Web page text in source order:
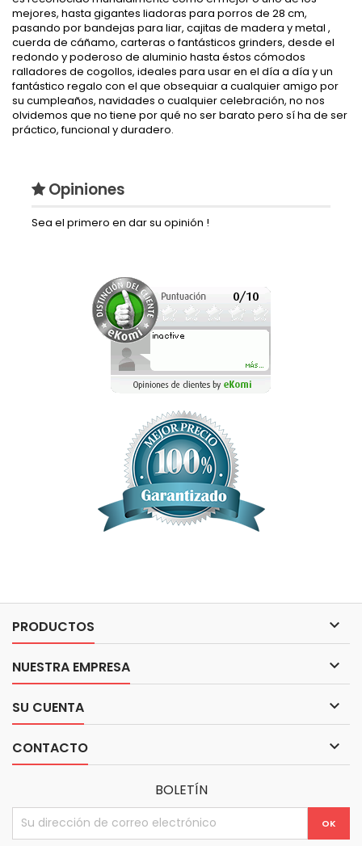
mejores, hasta gigantes liadoras para porros de 28 cm,
pasando por bandejas para liar, cajitas de madera y metal ,
cuerda de cáñamo, carteras o fantásticos grinders, desde el
redondo y poderoso de aluminio hasta éstos cómodos
ralladores de cogollos, ideales para usar en el día a día y un
fantástico regalo con el que obsequiar a cualquier amigo por
su cumpleaños, navidades o cualquier celebración, no nos
olvidemos que no tiene por qué no ser barato pero sí ha de ser
práctico, funcional y duradero.
Opiniones
Sea el primero en dar su opinión !
PRODUCTOS 
NUESTRA EMPRESA 
SU CUENTA 
CONTACTO 
BOLETÍN